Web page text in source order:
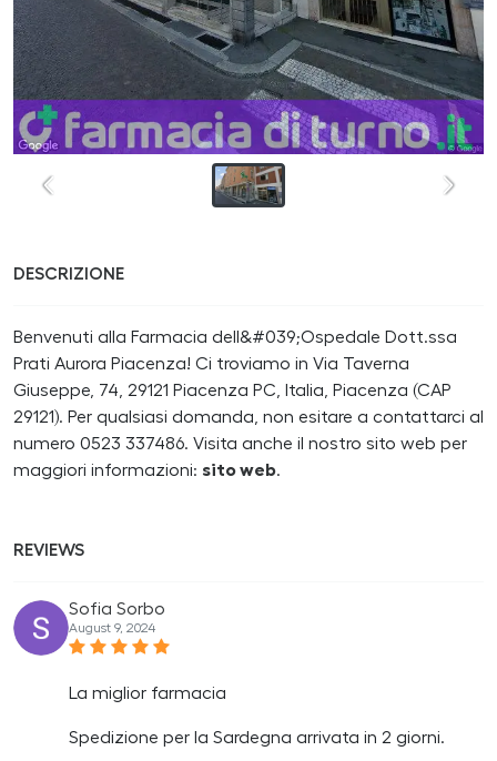
DESCRIZIONE
Benvenuti alla Farmacia dell&#039;Ospedale Dott.ssa
Prati Aurora Piacenza! Ci troviamo in Via Taverna
Giuseppe, 74, 29121 Piacenza PC, Italia, Piacenza (CAP
29121). Per qualsiasi domanda, non esitare a contattarci al
numero 0523 337486. Visita anche il nostro sito web per
maggiori informazioni: sito web.
REVIEWS
Sofia Sorbo
August 9, 2024
La miglior farmacia
Spedizione per la Sardegna arrivata in 2 giorni.